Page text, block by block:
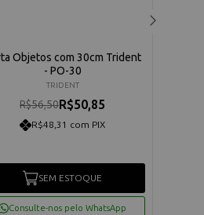
Objetos com 30cm Trident
- PO-30
TRIDENT
R$56,50R$50,85
R$48,31 com PIX
SEM ESTOQUE
Consulte-nos pelo WhatsApp